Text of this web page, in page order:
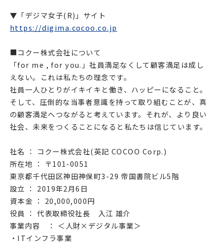
▼「デジマ女子(R)」サイト
https://digima.cocoo.co.jp
■コクー株式会社について
「for me , for you.」社員満足なくして顧客満足は成し
えない。これは私たちの理念です。
社員一人ひとりがイキイキと働き、ハッピーになること。
そして、圧倒的な当事者意識を持って取り組むことが、真
の顧客満足へつながると考えています。それが、より良い
社会、未来をつくることになると私たちは信じています。
社名 ： コクー株式会社(英記 COCOO Corp.)
所在地 ： 〒101-0051
東京都千代田区神田神保町3-29 帝国書院ビル5階
設立 ： 2019年2月6日
資本金 ： 20,000,000円
役員 ： 代表取締役社長 入江 雄介
事業内容 ： ＜人財×デジタル事業＞
・ITインフラ事業